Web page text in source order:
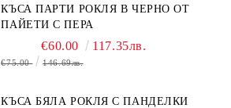
КЪСА ПАРТИ РОКЛЯ В ЧЕРНО ОТ
ПАЙЕТИ С ПЕРА
€60.00 117.35лв.
€75.00 146.69лв.
КЪСА БЯЛА РОКЛЯ С ПАНДЕЛКИ